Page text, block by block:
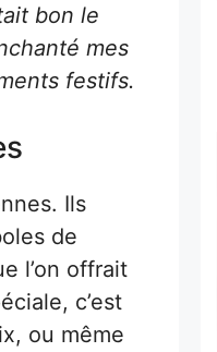
bon le
mes
festifs.
Ils
de
l’on offrait
c’est
ou même